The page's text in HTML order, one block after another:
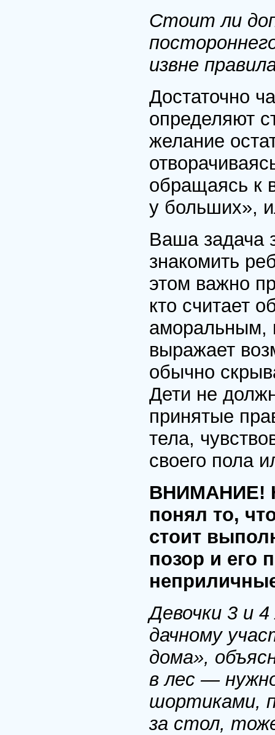
Стоит ли
извне
Достаточно
определяют
желание
обращаясь к
у больших»,
Ваша задача
знакомить
этом важно
кто считает
аморальным,
выражает
обычно
Дети не
принятые
тела,
своего пола
ВНИМАНИЕ!
понял то,
стоит
позор и его
Девочки 3 и
дачному
дома»,
в лес —
шортиками,
за стол,